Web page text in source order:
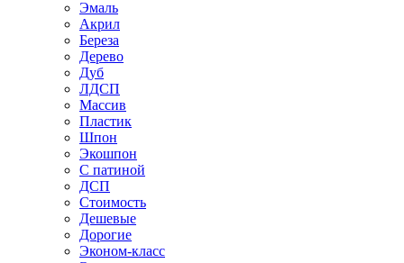
Эмаль
Акрил
Береза
Дерево
Дуб
ЛДСП
Массив
Пластик
Шпон
Экошпон
С патиной
ДСП
Стоимость
Дешевые
Дорогие
Эконом-класс